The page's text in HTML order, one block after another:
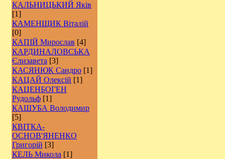
КАЛЬНИЦЬКИЙ Яків
[1]
КАМЕНЩИК Віталій
[0]
КАПІЙ Мирослав [4]
КАРДИНАЛОВСЬКА
Єлизавета [3]
КАСЯНЮК Сандро [1]
КАЦАЙ Олексій [1]
КАЦЕНБОГЕН
Рудольф [1]
КАШУБА Володимир
[5]
КВІТКА-
ОСНОВ'ЯНЕНКО
Григорій [3]
КЕЛЬ Микола [1]